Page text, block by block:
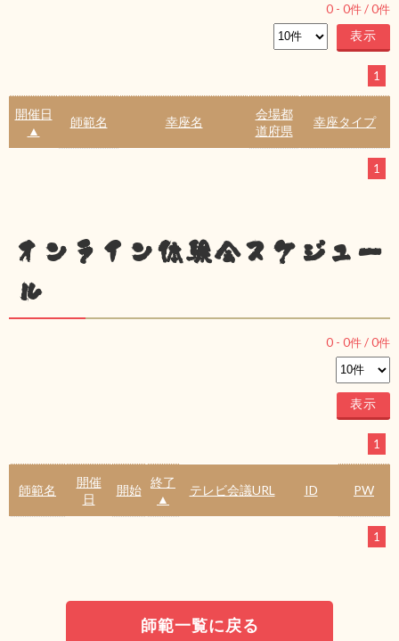
0 - 0件 /0件
1
開催日
▲
師範名 幸座名
会場都
道府県
幸座タイプ
1
オンライン体験会スケジュー
ル
0 - 0件 /0件
1
師範名
開催
日
開始
終了
▲
テレビ会議URL ID PW
1
師範一覧に戻る